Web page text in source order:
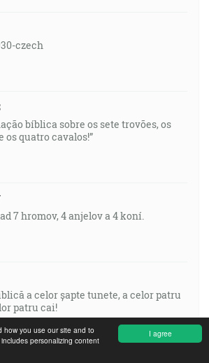
I agree
how you use our site and to
personalizing content
czech
bíblica sobre os sete trovões, os
os quatro cavalos!”
7 hromov, 4 anjelov a 4 koní.
a celor șapte tunete, a celor patru
patru cai!